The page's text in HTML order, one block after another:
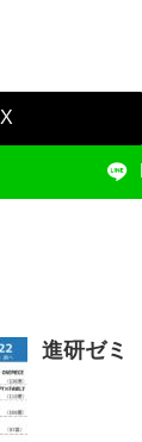
X
進研ゼミ